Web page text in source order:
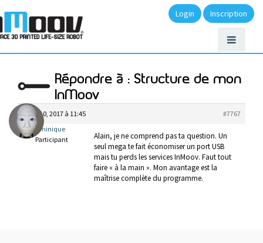
Login Inscription
Répondre à : Structure de mon
InMoov
mars 10, 2017 à 11:45
#7767
Dominique
Participant
Alain, je ne comprend pas ta question. Un
seul mega te fait économiser un port USB
mais tu perds les services InMoov. Faut tout
faire « à la main ». Mon avantage est la
maîtrise complète du programme.